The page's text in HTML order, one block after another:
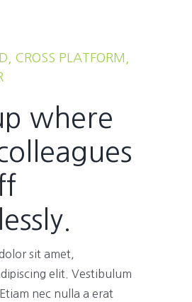
CROSS PLATFORM,
where
sit amet,
elit. Vestibulum
nec nulla a erat